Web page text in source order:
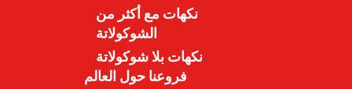
نكهات مع أكثر من
الشوكولاتة
نكهات بلا شوكولاتة
فروعنا حول العالم